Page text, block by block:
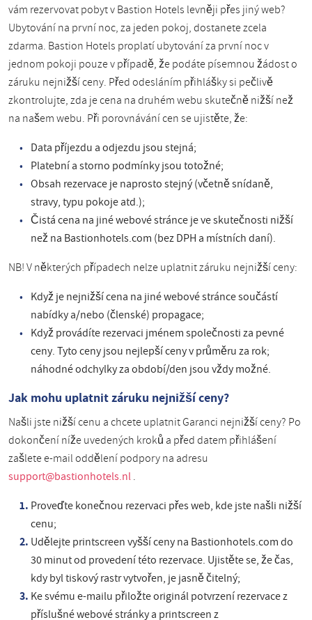
vám rezervovat pobyt v Bastion Hotels levněji přes jiný web?
Ubytování na první noc, za jeden pokoj, dostanete zcela
zdarma. Bastion Hotels proplatí ubytování za první noc v
jednom pokoji pouze v případě, že podáte písemnou žádost o
záruku nejnižší ceny. Před odesláním přihlášky si pečlivě
zkontrolujte, zda je cena na druhém webu skutečně nižší než
na našem webu. Při porovnávání cen se ujistěte, že:
Data příjezdu a odjezdu jsou stejná;
Platební a storno podmínky jsou totožné;
Obsah rezervace je naprosto stejný (včetně snídaně,
stravy, typu pokoje atd.);
Čistá cena na jiné webové stránce je ve skutečnosti nižší
než na Bastionhotels.com (bez DPH a místních daní).
NB! V některých případech nelze uplatnit záruku nejnižší ceny:
Když je nejnižší cena na jiné webové stránce součástí
nabídky a/nebo (členské) propagace;
Když provádíte rezervaci jménem společnosti za pevné
ceny. Tyto ceny jsou nejlepší ceny v průměru za rok;
náhodné odchylky za období/den jsou vždy možné.
Jak mohu uplatnit záruku nejnižší ceny?
Našli jste nižší cenu a chcete uplatnit Garanci nejnižší ceny? Po
dokončení níže uvedených kroků a před datem přihlášení
zašlete e-mail oddělení podpory na adresu
support@bastionhotels.nl.
Proveďte konečnou rezervaci přes web, kde jste našli nižší
cenu;
Udělejte printscreen vyšší ceny na Bastionhotels.com do
30 minut od provedení této rezervace. Ujistěte se, že čas,
kdy byl tiskový rastr vytvořen, je jasně čitelný;
Ke svému e-mailu přiložte originál potvrzení rezervace z
příslušné webové stránky a printscreen z